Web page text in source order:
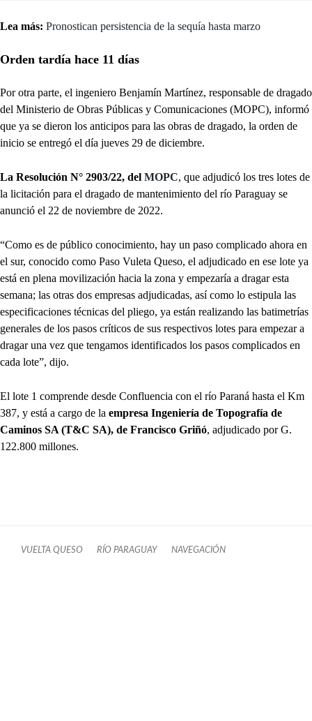
Lea más: Pronostican persistencia de la sequía hasta marzo
Orden tardía hace 11 días
Por otra parte, el ingeniero Benjamín Martínez, responsable de dragado
del Ministerio de Obras Públicas y Comunicaciones (MOPC), informó
que ya se dieron los anticipos para las obras de dragado, la orden de
inicio se entregó el día jueves 29 de diciembre.
La Resolución N° 2903/22, del MOPC, que adjudicó los tres lotes de
la licitación para el dragado de mantenimiento del río Paraguay se
anunció el 22 de noviembre de 2022.
“Como es de público conocimiento, hay un paso complicado ahora en
el sur, conocido como Paso Vuleta Queso, el adjudicado en ese lote ya
está en plena movilización hacia la zona y empezaría a dragar esta
semana; las otras dos empresas adjudicadas, así como lo estipula las
especificaciones técnicas del pliego, ya están realizando las batimetrías
generales de los pasos críticos de sus respectivos lotes para empezar a
dragar una vez que tengamos identificados los pasos complicados en
cada lote”, dijo.
El lote 1 comprende desde Confluencia con el río Paraná hasta el Km
387, y está a cargo de la empresa Ingeniería de Topografía de
Caminos SA (T&C SA), de Francisco Griñó, adjudicado por G.
122.800 millones.
VUELTA QUESO RÍO PARAGUAY NAVEGACIÓN